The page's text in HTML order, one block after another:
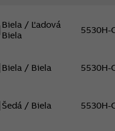
Biela / Ľadová
Biela
5530H-
Biela / Biela 5530H-
Šedá / Biela 5530H-